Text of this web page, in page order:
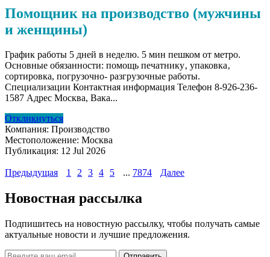
Помощник на производство (мужчины
и женщины)
График работы 5 дней в неделю. 5 мин пешком от метро.
Основные обязанности: помощь печатнику‚ упаковка‚
сортировка, погрузочно- разгрузочные работы.
Специализации Контактная информация Телефон 8-926-236-
1587 Адрес Москва, Вака...
Откликнуться
Компания: Производство
Местоположение: Москва
Публикация: 12 Jul 2026
Предыдущая 1 2 3 4 5 ... 7874 Далее
Новостная рассылка
Подпишитесь на новостную рассылку, чтобы получать самые
актуальные новости и лучшие предложения.